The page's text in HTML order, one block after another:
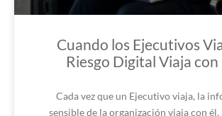
Cuando los Ejecutivos
Riesgo Digital Viaja con
Cada vez que un Ejecutivo viaja, la
sensible de la organización viaja con él.